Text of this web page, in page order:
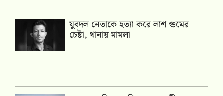
যুবদল নেতাকে হত্যা করে লাশ গুমের
চেষ্টা, থানায় মামলা